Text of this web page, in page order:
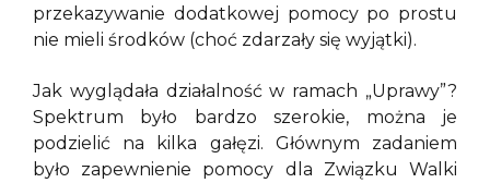
przekazywanie dodatkowej pomocy po prostu
nie mieli środków (choć zdarzały się wyjątki).
Jak wyglądała działalność w ramach „Uprawy”?
Spektrum było bardzo szerokie, można je
podzielić na kilka gałęzi. Głównym zadaniem
było zapewnienie pomocy dla Związku Walki